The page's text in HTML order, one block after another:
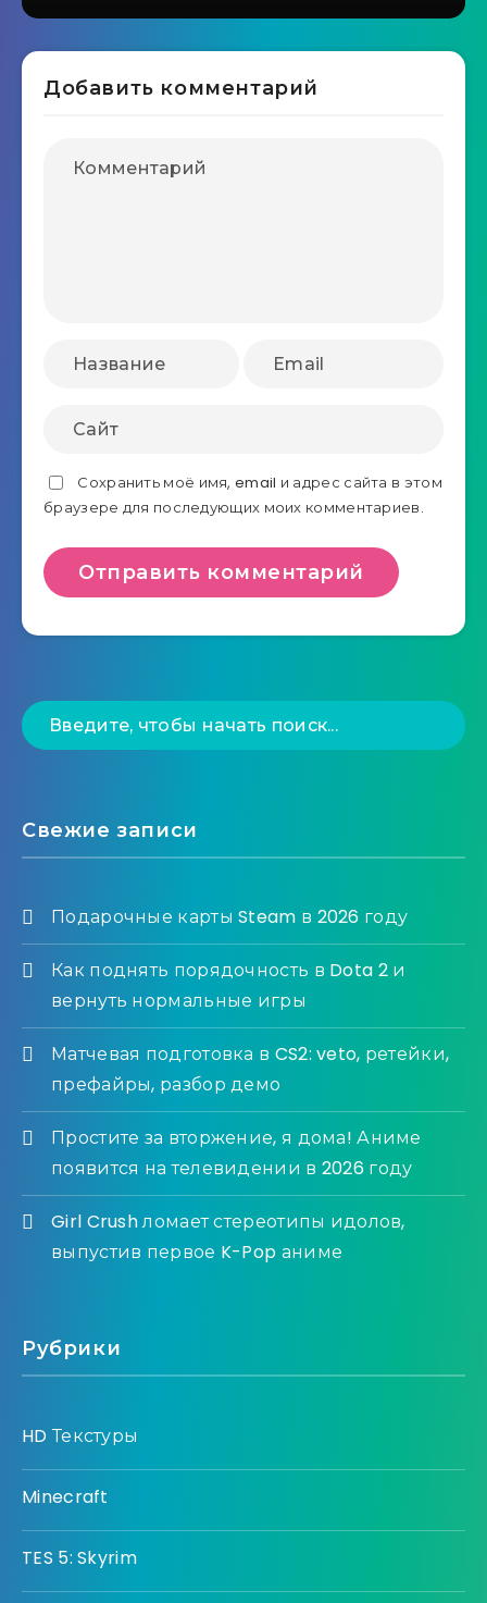
Добавить комментарий
Сохранить моё имя, email и адрес сайта в этом
браузере для последующих моих комментариев.
Свежие записи
Подарочные карты Steam в 2026 году
Как поднять порядочность в Dota 2 и
вернуть нормальные игры
Матчевая подготовка в CS2: veto, ретейки,
префайры, разбор демо
Простите за вторжение, я дома! Аниме
появится на телевидении в 2026 году
Girl Crush ломает стереотипы идолов,
выпустив первое K-Pop аниме
Рубрики
HD Текстуры
Minecraft
TES 5: Skyrim